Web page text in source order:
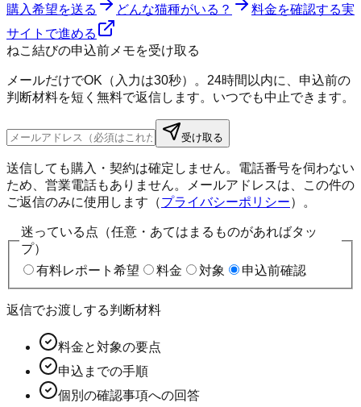
購入希望を送る どんな猫種がいる？ 料金を確認する実
サイトで進める
ねこ結びの申込前メモを受け取る
メールだけでOK（入力は30秒）。24時間以内に、申込前の
判断材料を短く無料で返信します。いつでも中止できます。
受け取る
送信しても購入・契約は確定しません。電話番号を伺わない
ため、営業電話もありません。メールアドレスは、この件の
ご返信のみに使用します（プライバシーポリシー）。
迷っている点（任意・あてはまるものがあればタッ
プ）
有料レポート希望
料金 対象 申込前確認
返信でお渡しする判断材料
料金と対象の要点
申込までの手順
個別の確認事項への回答